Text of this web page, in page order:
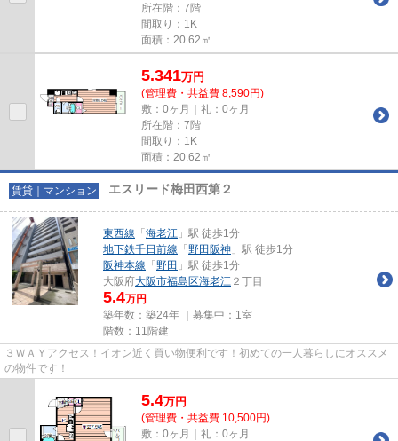
所在階：7階
間取り：1K
面積：20.62㎡
5.341万円
(管理費・共益費 8,590円)
敷：0ヶ月｜礼：0ヶ月
所在階：7階
間取り：1K
面積：20.62㎡
賃貸｜マンション エスリード梅田西第２
東西線 「 海老江 」駅 徒歩1分
地下鉄千日前線 「 野田阪神 」駅 徒歩1分
阪神本線 「 野田 」駅 徒歩1分
大阪府大阪市福島区海老江 ２丁目
5.4万円
築年数：築24年 ｜募集中： 1室
階数：11階建
３ＷＡＹアクセス！イオン近く買い物便利です！初めての一人暮らしにオススメ
の物件です！
5.4万円
(管理費・共益費 10,500円)
敷：0ヶ月｜礼：0ヶ月